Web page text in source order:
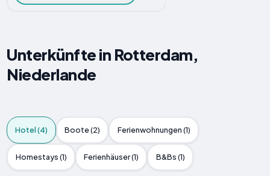
Unterkünfte in Rotterdam,
Niederlande
Hotel (4) Boote (2) Ferienwohnungen (1)
Homestays (1) Ferienhäuser (1) B&Bs (1)